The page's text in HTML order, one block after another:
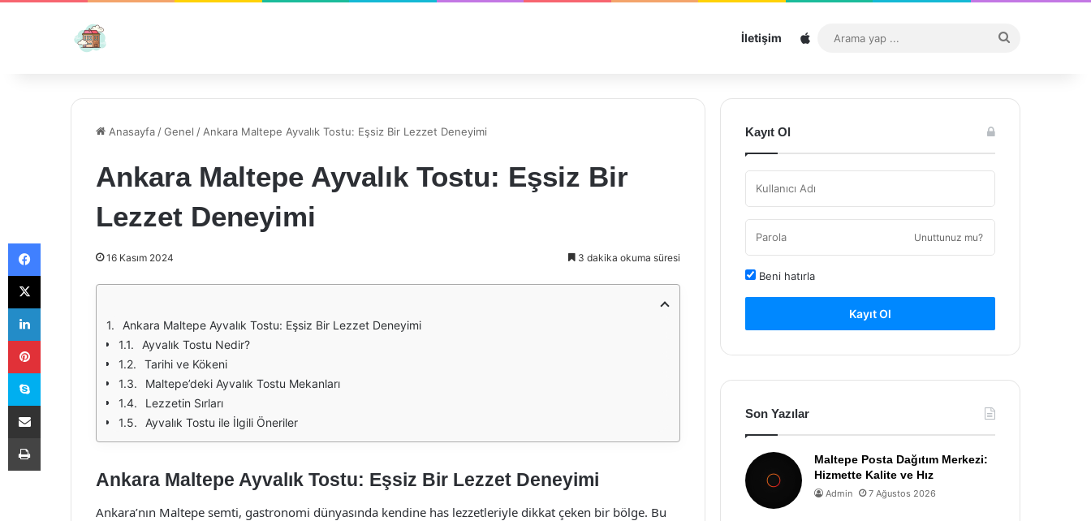
İletişim Sitemap
...
Anasayfa /Genel / Ankara Maltepe Ayvalık Tostu: Eşsiz Bir Lezzet Deneyimi
Ankara Maltepe Ayvalık Tostu: Eşsiz Bir
Lezzet Deneyimi
16 Kasım 2024 3 dakika okuma süresi
Ankara Maltepe Ayvalık Tostu: Eşsiz Bir Lezzet Deneyimi
Ayvalık Tostu Nedir?
Tarihi ve Kökeni
Maltepe’deki Ayvalık Tostu Mekanları
Lezzetin Sırları
Ayvalık Tostu ile İlgili Öneriler
Ankara Maltepe Ayvalık Tostu: Eşsiz Bir Lezzet Deneyimi
Ankara’nın Maltepe semti, gastronomi dünyasında kendine has lezzetleriyle dikkat çeken bir bölge. Bu
Kayıt Ol
Unuttunuz mu?
Beni hatırla
Kayıt Ol
Son Yazılar
Maltepe Posta Dağıtım Merkezi:
Hizmette Kalite ve Hız
Admin 7 Ağustos 2026
Facebook
X
LinkedIn
Pinterest
Skype
E-Posta ile paylaş